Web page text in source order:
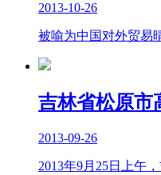
2013-10-26
被喻为中国对外贸易
吉林省松原市
2013-09-26
2013年9月25日上午